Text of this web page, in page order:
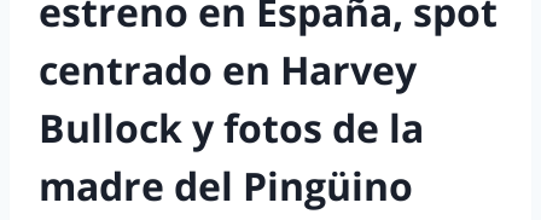
estreno en España, spot
centrado en Harvey
Bullock y fotos de la
madre del Pingüino